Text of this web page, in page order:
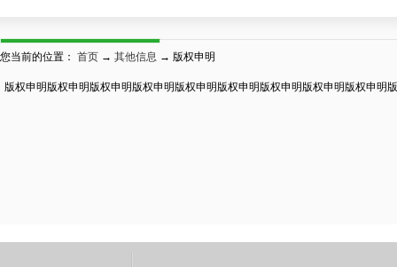
您当前的位置： 首页 → 其他信息 → 版权申明
版权申明版权申明版权申明版权申明版权申明版权申明版权申明版权申明版权申明